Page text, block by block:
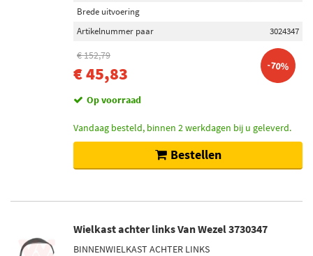
Brede uitvoering
Artikelnummer paar
3024347
€ 152,79
€ 45,83 -70%
Op voorraad
Vandaag besteld, binnen 2 werkdagen bij u geleverd.
Bestellen
Wielkast achter links Van Wezel 3730347
BINNENWIELKAST ACHTER LINKS